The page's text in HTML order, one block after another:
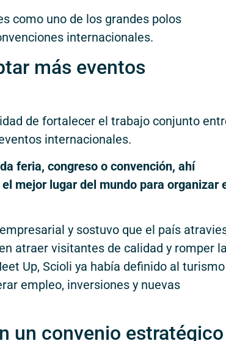
como uno de los grandes polos
internacionales.
más eventos
de fortalecer el trabajo conjunto
internacionales.
feria, congreso o convención, ahí
mejor lugar del mundo para organizar
y sostuvo que el país
atraer visitantes de calidad y romper la
Up, Scioli ya había definido al
empleo, inversiones y nuevas
un convenio estratégico